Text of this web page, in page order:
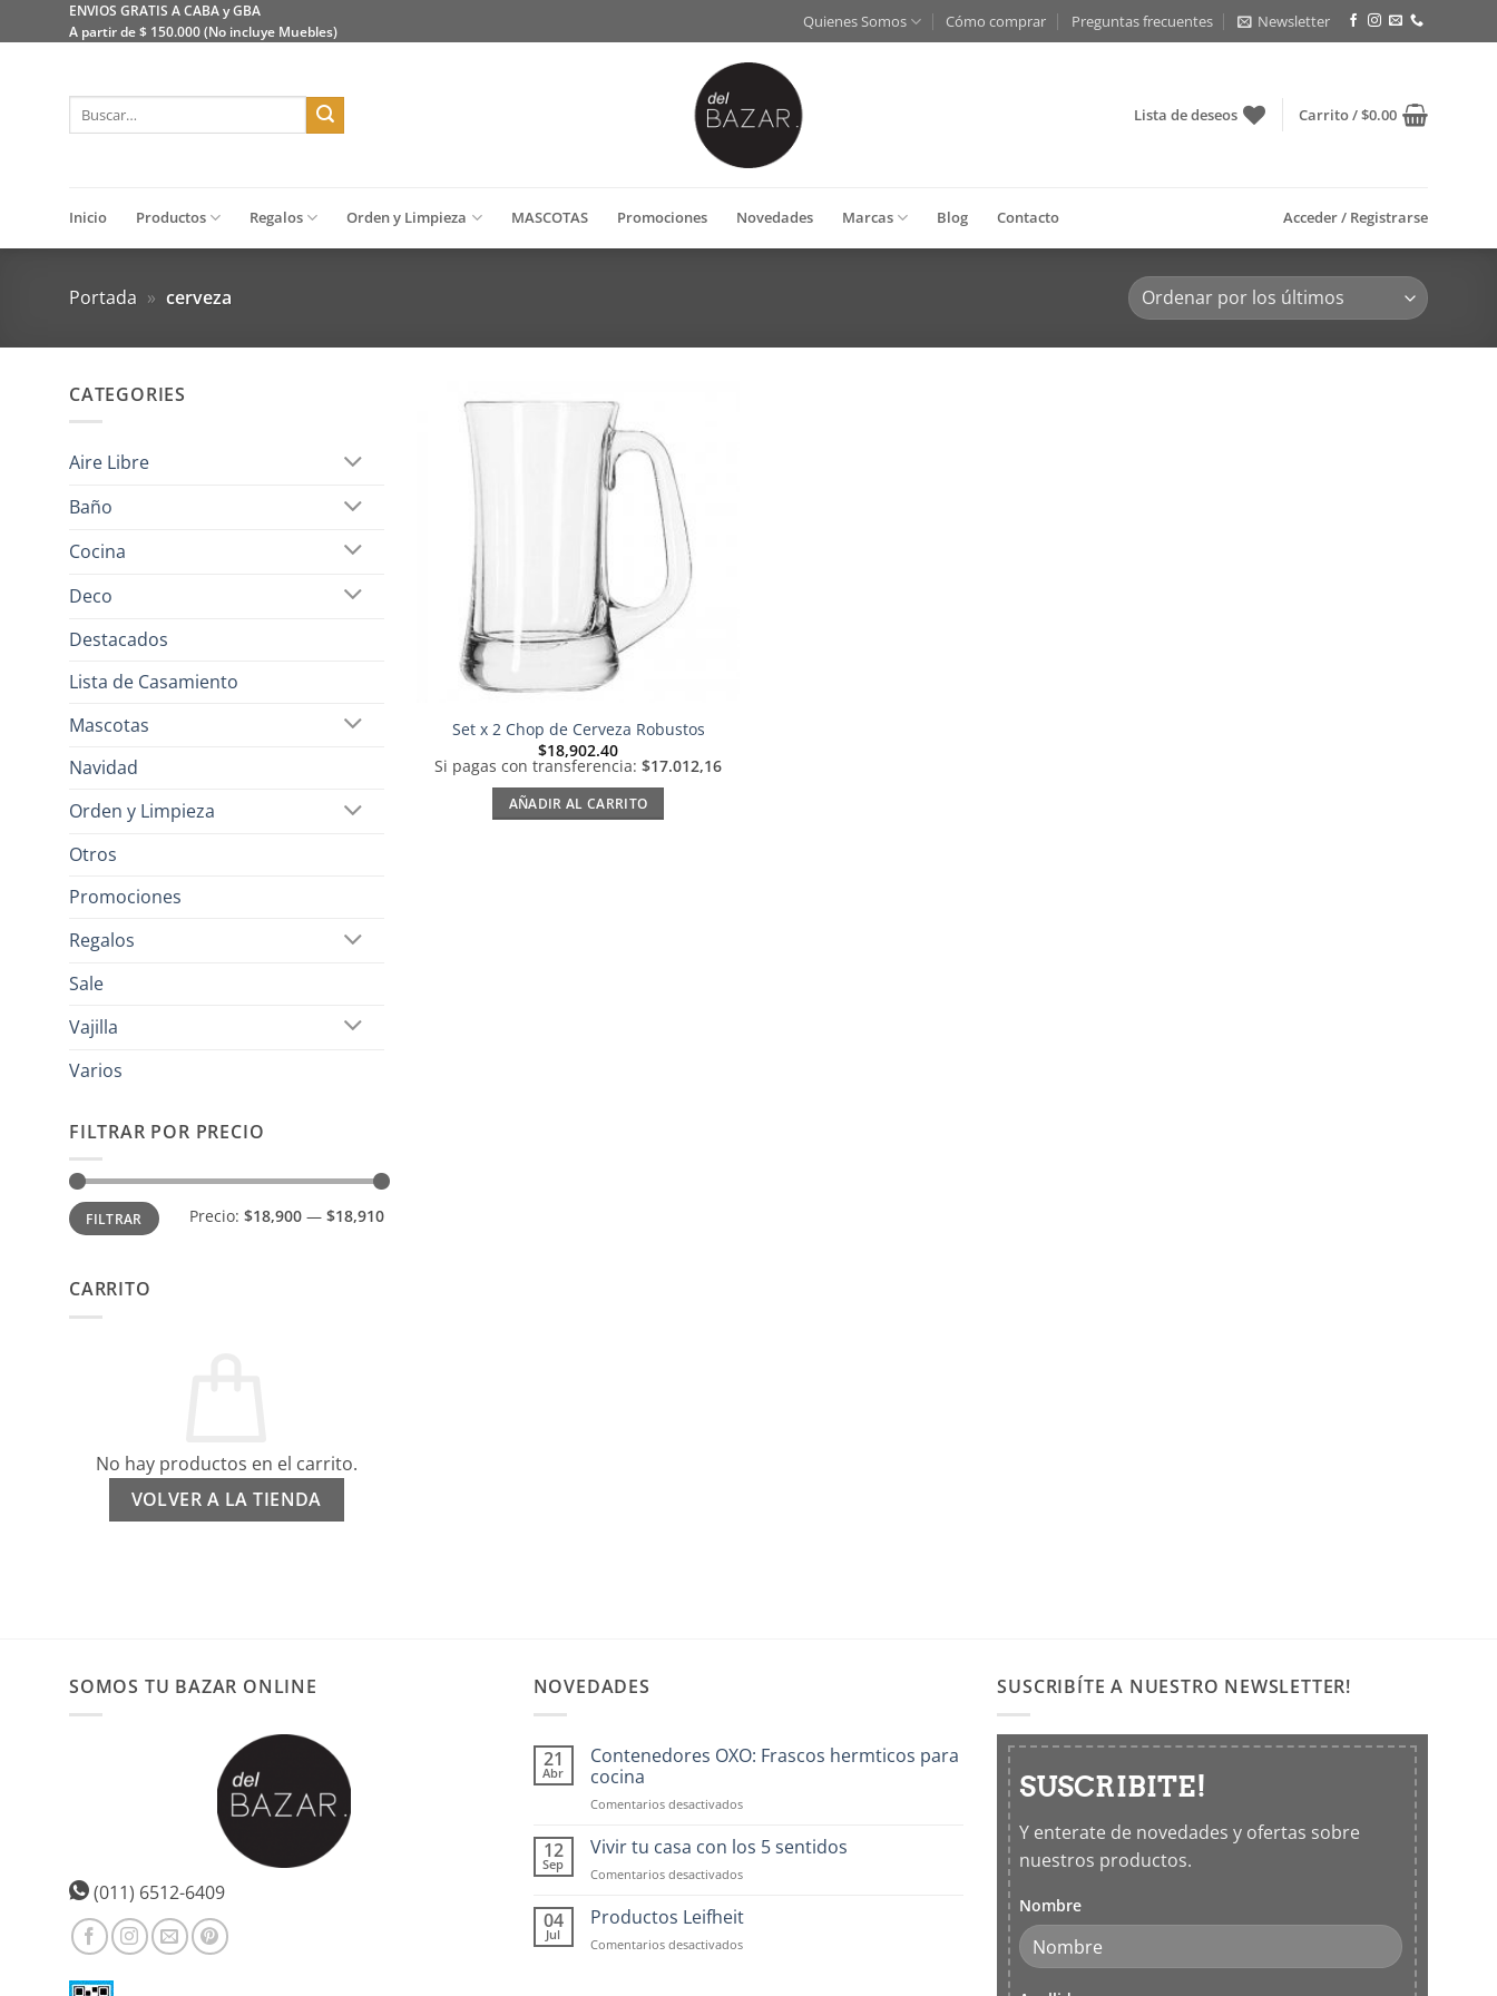
al
ENVIOS GRATIS A CABA y GBA
A partir de $ 150.000 (No incluye Muebles)
Quienes Somos Cómo comprar Preguntas frecuentes Newsletter
Buscar
Lista de deseos Carrito /$0.00
Inicio Productos Regalos Orden y Limpieza MASCOTAS Promociones Novedades Marcas Blog Contacto Acceder / Registrarse
Portada » cerveza
CATEGORIES
Aire Libre
Baño
Cocina
Deco
Destacados
Lista de Casamiento
Mascotas
Navidad
Orden y Limpieza
Otros
Promociones
Regalos
Sale
Vajilla
Varios
FILTRAR POR PRECIO
Precio
mínimo
Precio
máximo
FILTRAR Precio: $18,900— $18,910
CARRITO
No hay productos en el carrito.
VOLVER A LA TIENDA
deseos
Set x 2 Chop de Cerveza Robustos
$18,902.40
Si pagas con transferencia:$17.012,16
AÑADIR AL CARRITO
SOMOS TU BAZAR ONLINE
(011) 6512-6409
NOVEDADES
21
Abr
Contenedores OXO: Frascos hermticos para
cocina
Comentarios desactivadosen
OXO:
Frascos
hermticos
cocina
12
Sep
Vivir tu casa con los 5 sentidos
Comentarios desactivadosen
tu
casa
con
04
Jul
Productos Leifheit
Comentarios desactivadosen
SUSCRIBÍTE A NUESTRO NEWSLETTER!
SUSCRIBITE!
Y enterate de novedades y ofertas sobre
nuestros productos.
Nombre